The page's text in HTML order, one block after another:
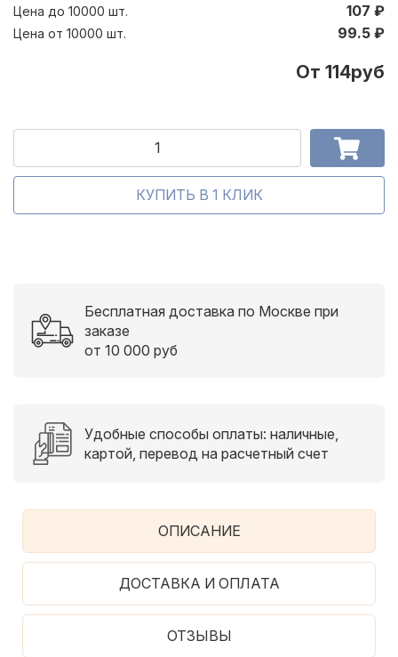
Цена до 10000 шт. 107 ₽
Цена от 10000 шт. 99.5 ₽
От 114руб
Бесплатная доставка по Москве при
заказе
от 10 000 руб
Удобные способы оплаты: наличные,
картой, перевод на расчетный счет
ОПИСАНИЕ
ДОСТАВКА И ОПЛАТА
ОТЗЫВЫ